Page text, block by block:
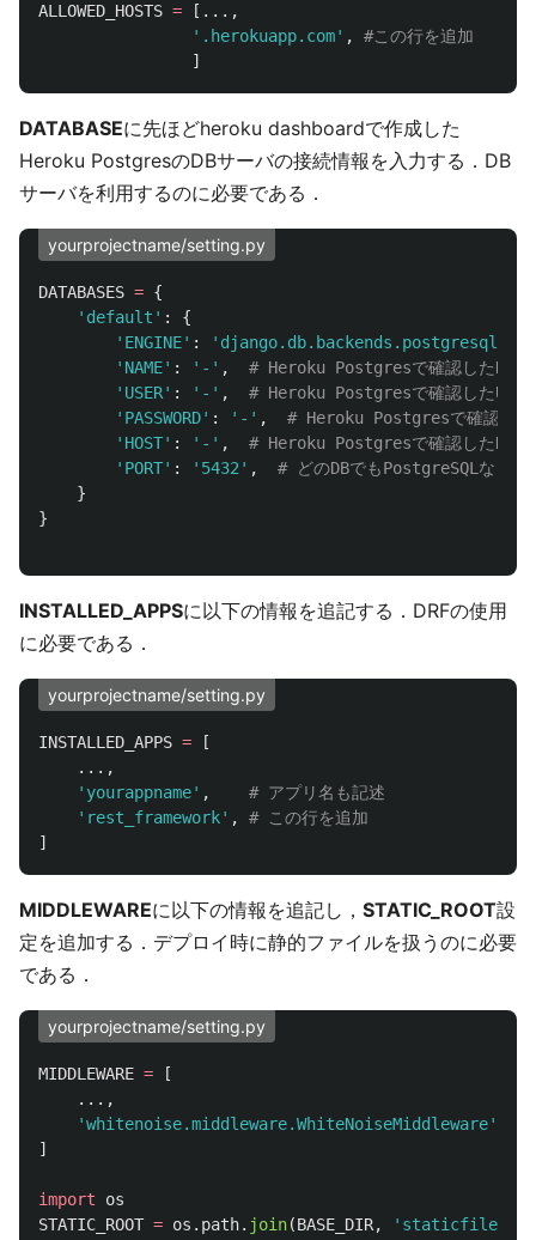
ALLOWED_HOSTS =
[...,
' .herokuapp.com' ,
]
DATABASEに先ほどheroku dashboardで作成した
Heroku PostgresのDBサーバの接続情報を入力する．DB
サーバを利用するのに必要である．
yourprojectname/setting.py
DATABASES = {
' default ' :
{
' ENGINE' : ' django.db.backends.postgresql
' NAME' : ' - ' ,
' USER' : ' - ' ,
' PASSWORD' : ' - ' ,
' HOST' : ' - ' ,
' PORT' : ' 5432' ,
}
}
INSTALLED_APPSに以下の情報を追記する．DRFの使用
に必要である．
yourprojectname/setting.py
INSTALLED_APPS =
[
...,
' yourappname' ,
' rest_framework' ,
]
MIDDLEWAREに以下の情報を追記し， STATIC_ROOT設
定を追加する．デプロイ時に静的ファイルを扱うのに必要
である．
yourprojectname/setting.py
MIDDLEWARE =
[
...,
'whitenoise.middleware.WhiteNoiseMiddleware'
]
import
os
STATIC_ROOT = os . path. join(BASE_DIR, ' staticfiles